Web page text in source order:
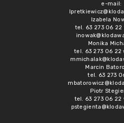
e-mail:
Izabela
tel. 63 273 06 22
Monika
tel. 63 273 06 22
Marcin
tel. 63 273
Piotr
tel. 63 273 06 22